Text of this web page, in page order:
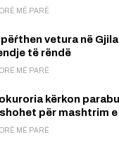
MË PARË
vetura në
të rëndë
MË PARË
kërkon
për mashtrim
MË PARË